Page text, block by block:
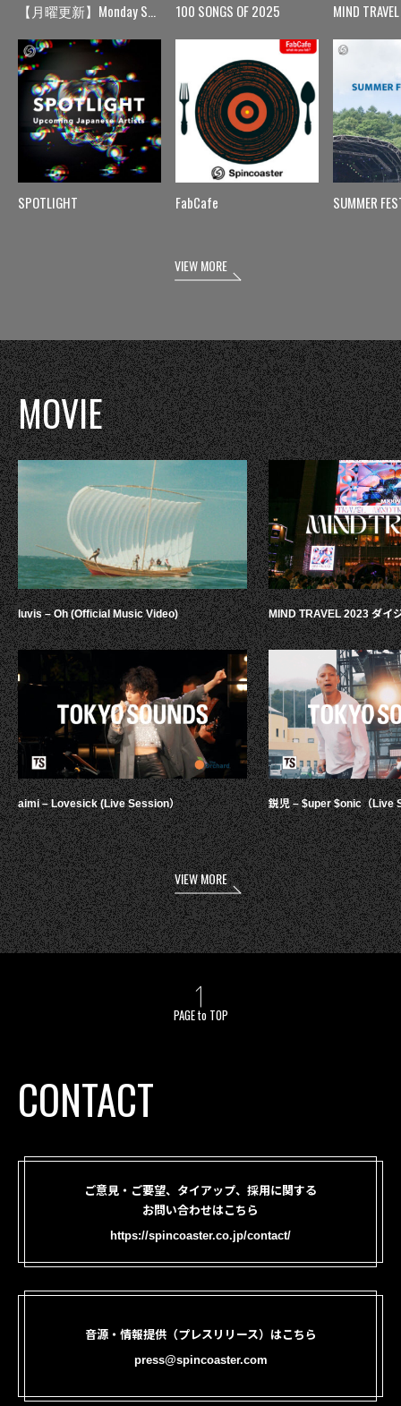
【月曜更新】Monday Spin
SPOTLIGHT
100 SONGS OF 2025
FabCafe
MIND TRAVEL
SUMMER
VIEW MORE
MOVIE
luvis – Oh (Official Music Video)
aimi – Lovesick (Live Session）
MIND TRAVEL 2023 ダイ
鋭児 – $uper $onic（Live
VIEW MORE
PAGE to TOP
CONTACT
ご意見・ご要望、タイアップ、採用に関する
お問い合わせはこちら
https://spincoaster.co.jp/contact/
音源・情報提供（プレスリリース）はこちら
press@spincoaster.com